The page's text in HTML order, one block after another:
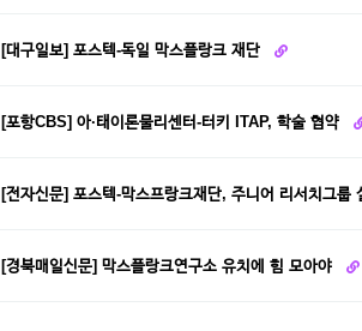
[대구일보] 포스텍-독일 막스플랑크 재단
[포항CBS] 아·태이론물리센터-터키 ITAP, 학술 협약
[전자신문] 포스텍-막스프랑크재단, 주니어 리서치그룹
[경북매일신문] 막스플랑크연구소 유치에 힘 모아야